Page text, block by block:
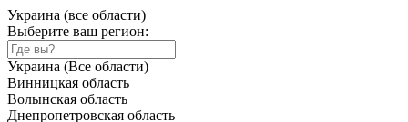
Украина (все области)
Выберите ваш регион:
Украина (Все области)
Винницкая область
Волынская область
Днепропетровская область